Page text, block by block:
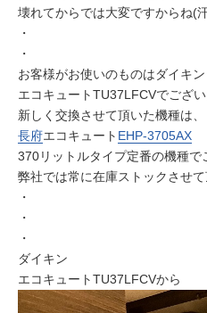
壊れてからでは大変ですからね(
・
・
お客様がお使いのものはダイキン
エコキュートTU37LFCVでござい
新しく交換させて頂いた機種は、
長府エコキュート EHP-3705AX
370リットルタイプ定番の機種で
弊社では常に在庫ストックさせて
・
・
・
ダイキン
エコキュートTU37LFCVから